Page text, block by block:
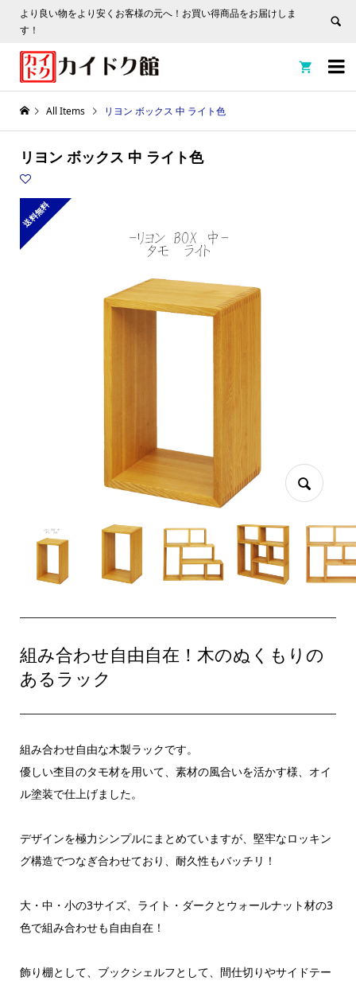
より良い物をより安くお客様の元へ！お買い得商品をお届けしま
す！


All Items リヨン ボックス 中 ライト色
リヨン ボックス 中 ライト色
送料無料
組み合わせ自由自在！木のぬくもりの
あるラック
組み合わせ自由な木製ラックです。
優しい杢目のタモ材を用いて、素材の風合いを活かす様、オイ
ル塗装で仕上げました。
デザインを極力シンプルにまとめていますが、堅牢なロッキン
グ構造でつなぎ合わせており、耐久性もバッチリ！
大・中・小の3サイズ、ライト・ダークとウォールナット材の3
色で組み合わせも自由自在！
飾り棚として、ブックシェルフとして、間仕切りやサイドテー